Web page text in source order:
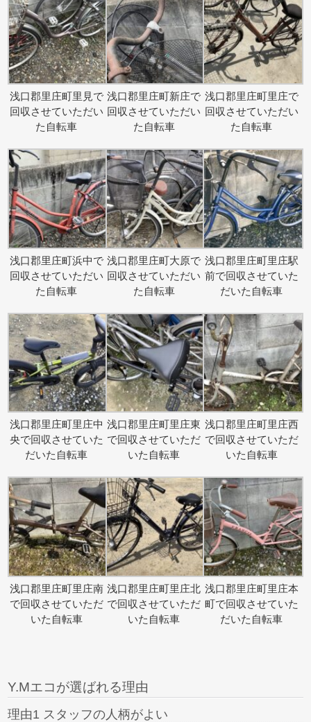
浅口郡里庄町里見で
回収させていただい
た自転車
浅口郡里庄町新庄で
回収させていただい
た自転車
浅口郡里庄町里庄で
回収させていただい
た自転車
浅口郡里庄町浜中で
回収させていただい
た自転車
浅口郡里庄町大原で
回収させていただい
た自転車
浅口郡里庄町里庄駅
前で回収させていた
だいた自転車
浅口郡里庄町里庄中
央で回収させていた
だいた自転車
浅口郡里庄町里庄東
で回収させていただ
いた自転車
浅口郡里庄町里庄西
で回収させていただ
いた自転車
浅口郡里庄町里庄南
で回収させていただ
いた自転車
浅口郡里庄町里庄北
で回収させていただ
いた自転車
浅口郡里庄町里庄本
町で回収させていた
だいた自転車
Y.Mエコが選ばれる理由
理由1 スタッフの人柄がよい